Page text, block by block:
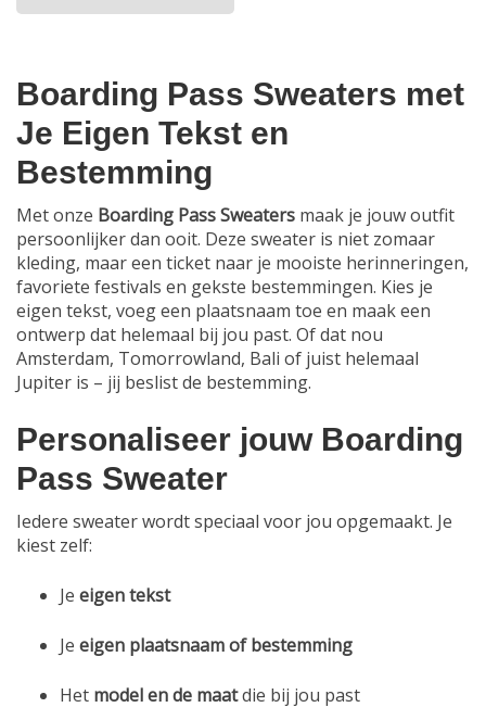
Dit
meerdere
variaties.
Deze
optie
kan
gekozen
worden
op
de
productpagina
Boarding Pass Sweaters met
Je Eigen Tekst en
Bestemming
Met onze Boarding Pass Sweaters maak je jouw outfit
persoonlijker dan ooit. Deze sweater is niet zomaar
kleding, maar een ticket naar je mooiste herinneringen,
favoriete festivals en gekste bestemmingen. Kies je
eigen tekst, voeg een plaatsnaam toe en maak een
ontwerp dat helemaal bij jou past. Of dat nou
Amsterdam, Tomorrowland, Bali of juist helemaal
Jupiter is – jij beslist de bestemming.
Personaliseer jouw Boarding
Pass Sweater
Iedere sweater wordt speciaal voor jou opgemaakt. Je
kiest zelf:
Je eigen tekst
Je eigen plaatsnaam of bestemming
Het model en de maatdie bij jou past